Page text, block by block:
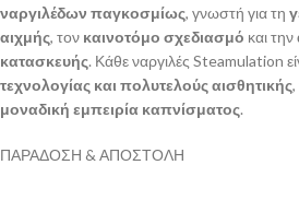
ναργιλέδων παγκοσμίως, γνωστή για τη
αιχμής, τον καινοτόμο σχεδιασμό και την
κατασκευής. Κάθε ναργιλές Steamulation
τεχνολογίας και πολυτελούς αισθητικής
μοναδική εμπειρία καπνίσματος.
ΠΑΡΑΔΟΣΗ & ΑΠΟΣΤΟΛΗ